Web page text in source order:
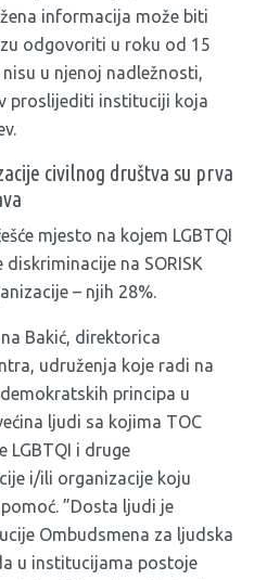
informacija može biti
odgovoriti u roku od 15
u njenoj nadležnosti,
proslijediti instituciji koja
civilnog društva su prva
mjesto na kojem LGBTQI
na SORISK
– njih 28%.
Bakić, direktorica
udruženja koje radi na
principa u
ljudi sa kojima TOC
LGBTQI i druge
i/ili organizacije koju
”Dosta ljudi je
Ombudsmena za ljudska
u institucijama postoje